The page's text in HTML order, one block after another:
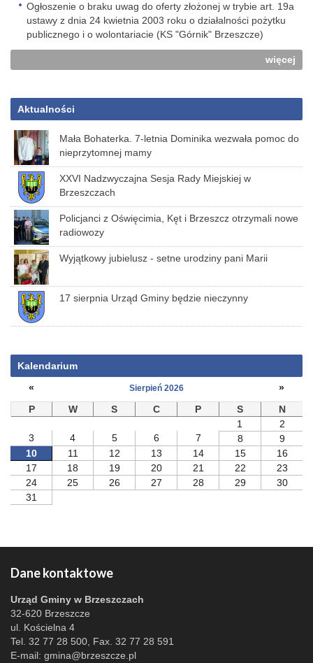
Ogłoszenie o braku uwag do oferty złożonej w trybie art. 19a
ustawy z dnia 24 kwietnia 2003 roku o działalności pożytku
publicznego i o wolontariacie (KS "Górnik" Brzeszcze)
więcej
Aktualności
Mała Bohaterka. 7-letnia Dominika wezwała pomoc do
nieprzytomnej mamy
XXVI Nadzwyczajna Sesja Rady Miejskiej w
Brzeszczach
Policjanci z Oświęcimia, Kęt i Brzeszcz otrzymali nowe
radiowozy
Wyjątkowy jubielusz - setne urodziny pani Marii
17 sierpnia Urząd Gminy będzie nieczynny
Kalendarium
«
Sierpień 2026
»
P
W S C P S
N
1
2
3
4 5 6 7 8
9
10
11 12 13 14 15
16
17
18 19 20 21 22
23
24
25 26 27 28 29
30
31
Dane kontaktowe
Urząd Gminy w Brzeszczach
32-620 Brzeszcze
ul. Kościelna 4
Tel. 32 77 28 500, Fax. 32 77 28 591
E-mail: gmina@brzeszcze.pl